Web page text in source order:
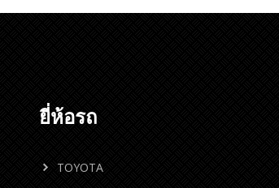
ยี่ห้อรถ
TOYOTA